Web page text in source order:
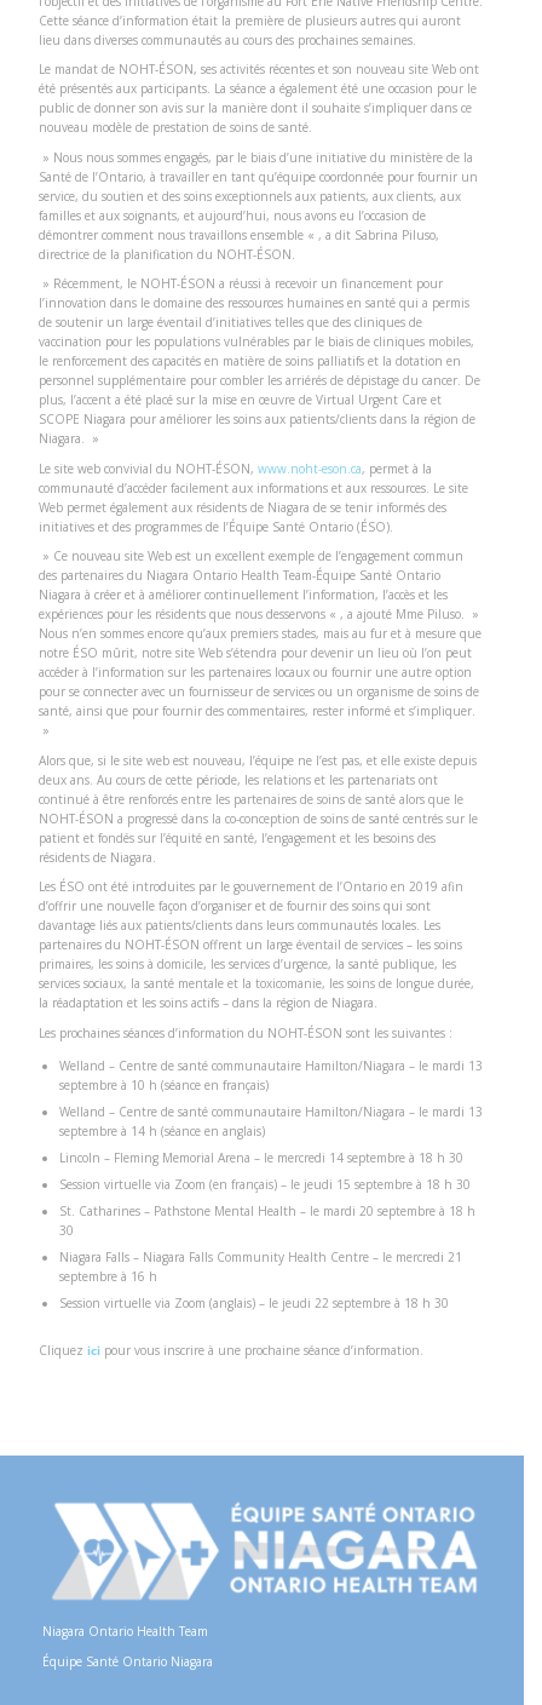
Cette séance d’information était la première de plusieurs autres qui auront
lieu dans diverses communautés au cours des prochaines semaines.
Le mandat de NOHT-ÉSON, ses activités récentes et son nouveau site Web ont
été présentés aux participants. La séance a également été une occasion pour le
public de donner son avis sur la manière dont il souhaite s’impliquer dans ce
nouveau modèle de prestation de soins de santé.
» Nous nous sommes engagés, par le biais d’une initiative du ministère de la
Santé de l’Ontario, à travailler en tant qu’équipe coordonnée pour fournir un
service, du soutien et des soins exceptionnels aux patients, aux clients, aux
familles et aux soignants, et aujourd’hui, nous avons eu l’occasion de
démontrer comment nous travaillons ensemble « , a dit Sabrina Piluso,
directrice de la planification du NOHT-ÉSON.
» Récemment, le NOHT-ÉSON a réussi à recevoir un financement pour
l’innovation dans le domaine des ressources humaines en santé qui a permis
de soutenir un large éventail d’initiatives telles que des cliniques de
vaccination pour les populations vulnérables par le biais de cliniques mobiles,
le renforcement des capacités en matière de soins palliatifs et la dotation en
personnel supplémentaire pour combler les arriérés de dépistage du cancer. De
plus, l’accent a été placé sur la mise en œuvre de Virtual Urgent Care et
SCOPE Niagara pour améliorer les soins aux patients/clients dans la région de
Niagara. »
Le site web convivial du NOHT-ÉSON,www.noht-eson.ca, permet à la
communauté d’accéder facilement aux informations et aux ressources. Le site
Web permet également aux résidents de Niagara de se tenir informés des
initiatives et des programmes de l’Équipe Santé Ontario (ÉSO).
» Ce nouveau site Web est un excellent exemple de l’engagement commun
des partenaires du Niagara Ontario Health Team-Équipe Santé Ontario
Niagara à créer et à améliorer continuellement l’information, l’accès et les
expériences pour les résidents que nous desservons « , a ajouté Mme Piluso. »
Nous n’en sommes encore qu’aux premiers stades, mais au fur et à mesure que
notre ÉSO mûrit, notre site Web s’étendra pour devenir un lieu où l’on peut
accéder à l’information sur les partenaires locaux ou fournir une autre option
pour se connecter avec un fournisseur de services ou un organisme de soins de
santé, ainsi que pour fournir des commentaires, rester informé et s’impliquer.
»
Alors que, si le site web est nouveau, l’équipe ne l’est pas, et elle existe depuis
deux ans. Au cours de cette période, les relations et les partenariats ont
continué à être renforcés entre les partenaires de soins de santé alors que le
NOHT-ÉSON a progressé dans la co-conception de soins de santé centrés sur le
patient et fondés sur l’équité en santé, l’engagement et les besoins des
résidents de Niagara.
Les ÉSO ont été introduites par le gouvernement de l’Ontario en 2019 afin
d’offrir une nouvelle façon d’organiser et de fournir des soins qui sont
davantage liés aux patients/clients dans leurs communautés locales. Les
partenaires du NOHT-ÉSON offrent un large éventail de services – les soins
primaires, les soins à domicile, les services d’urgence, la santé publique, les
services sociaux, la santé mentale et la toxicomanie, les soins de longue durée,
la réadaptation et les soins actifs – dans la région de Niagara.
Les prochaines séances d’information du NOHT-ÉSON sont les suivantes :
Welland – Centre de santé communautaire Hamilton/Niagara – le mardi 13
septembre à 10 h (séance en français)
Welland – Centre de santé communautaire Hamilton/Niagara – le mardi 13
septembre à 14 h (séance en anglais)
Lincoln – Fleming Memorial Arena – le mercredi 14 septembre à 18 h 30
Session virtuelle via Zoom (en français) – le jeudi 15 septembre à 18 h 30
St. Catharines – Pathstone Mental Health – le mardi 20 septembre à 18 h
30
Niagara Falls – Niagara Falls Community Health Centre – le mercredi 21
septembre à 16 h
Session virtuelle via Zoom (anglais) – le jeudi 22 septembre à 18 h 30
Cliquezici pour vous inscrire à une prochaine séance d’information.
Niagara Ontario Health Team
Équipe Santé Ontario Niagara